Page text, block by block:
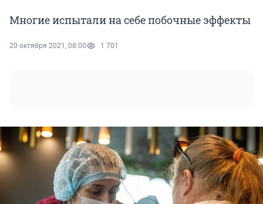
Многие испытали на себе побочные эффекты
20 октября 2021, 08:00 1 701